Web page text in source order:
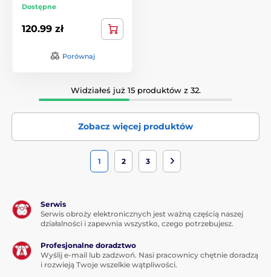
Dostępne
120.99 zł
Porównaj
Widziałeś już 15 produktów z 32.
Zobacz więcej produktów
1 2 3
Serwis
Serwis obroży elektronicznych jest ważną częścią naszej
działalności i zapewnia wszystko, czego potrzebujesz.
Profesjonalne doradztwo
Wyślij e-mail lub zadzwoń. Nasi pracownicy chętnie doradzą
i rozwieją Twoje wszelkie wątpliwości.